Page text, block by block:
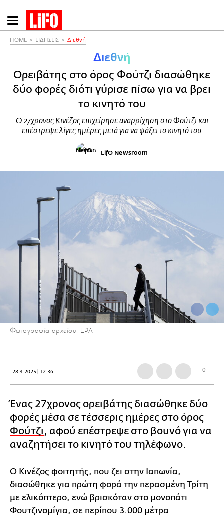
Παράκαμψη
προς
HOME ΕΙΔΗΣΕΙΣ Διεθνή
Διεθνή
Ορειβάτης στο όρος Φούτζι διασώθηκε
δύο φορές διότι γύρισε πίσω για να βρει
το κινητό του
Ο 27χρονος Κινέζος επιχείρησε αναρρίχηση στο Φούτζι και
επέστρεψε λίγες ημέρες μετά για να ψάξει το κινητό του
LifO Newsroom
Φωτογραφία αρχείου: EPA
28.4.2025 | 12:36 0
Ένας 27χρονος ορειβάτης διασώθηκε δύο
φορές μέσα σε τέσσερις ημέρες στο όρος
Φούτζι, αφού επέστρεψε στο βουνό για να
αναζητήσει το κινητό του τηλέφωνο.
Ο Κινέζος φοιτητής, που ζει στην Ιαπωνία,
διασώθηκε για πρώτη φορά την περασμένη Τρίτη
με ελικόπτερο, ενώ βρισκόταν στο μονοπάτι
Φουτζινομίγια, σε περίπου 3.000 μέτρα